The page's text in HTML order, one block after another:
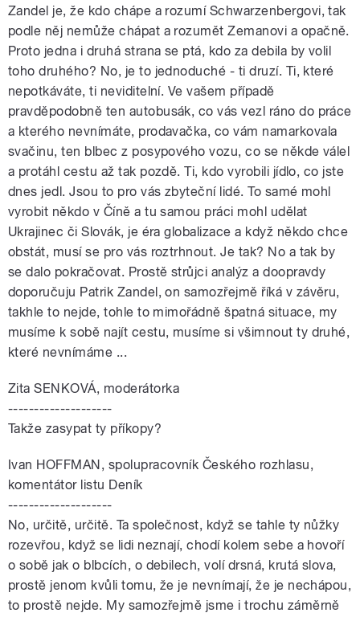
Zandel je, že kdo chápe a rozumí Schwarzenbergovi, tak
podle něj nemůže chápat a rozumět Zemanovi a opačně.
Proto jedna i druhá strana se ptá, kdo za debila by volil
toho druhého? No, je to jednoduché - ti druzí. Ti, které
nepotkáváte, ti neviditelní. Ve vašem případě
pravděpodobně ten autobusák, co vás vezl ráno do práce
a kterého nevnímáte, prodavačka, co vám namarkovala
svačinu, ten blbec z posypového vozu, co se někde válel
a protáhl cestu až tak pozdě. Ti, kdo vyrobili jídlo, co jste
dnes jedl. Jsou to pro vás zbyteční lidé. To samé mohl
vyrobit někdo v Číně a tu samou práci mohl udělat
Ukrajinec či Slovák, je éra globalizace a když někdo chce
obstát, musí se pro vás roztrhnout. Je tak? No a tak by
se dalo pokračovat. Prostě strůjci analýz a doopravdy
doporučuju Patrik Zandel, on samozřejmě říká v závěru,
takhle to nejde, tohle to mimořádně špatná situace, my
musíme k sobě najít cestu, musíme si všimnout ty druhé,
které nevnímáme ...
Zita SENKOVÁ, moderátorka
--------------------
Takže zasypat ty příkopy?
Ivan HOFFMAN, spolupracovník Českého rozhlasu,
komentátor listu Deník
--------------------
No, určitě, určitě. Ta společnost, když se tahle ty nůžky
rozevřou, když se lidi neznají, chodí kolem sebe a hovoří
o sobě jak o blbcích, o debilech, volí drsná, krutá slova,
prostě jenom kvůli tomu, že je nevnímají, že je nechápou,
to prostě nejde. My samozřejmě jsme i trochu záměrně